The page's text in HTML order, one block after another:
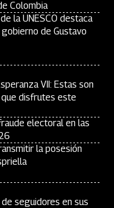
Colombia
la UNESCO destaca
de Gustavo
VII: Estas son
disfrutes este
electoral en las
la posesión
seguidores en sus